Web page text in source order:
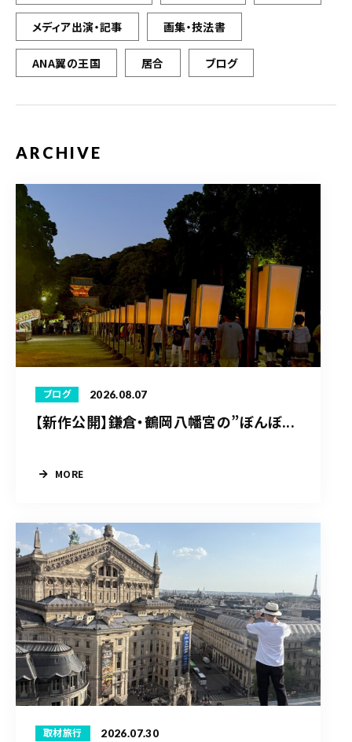
メディア出演・記事 画集・技法書
ANA翼の王国 居合 ブログ
ARCHIVE
ブログ 2026.08.07
【新作公開】鎌倉・鶴岡八幡宮の”ぼんぼ...
MORE
取材旅行 2026.07.30